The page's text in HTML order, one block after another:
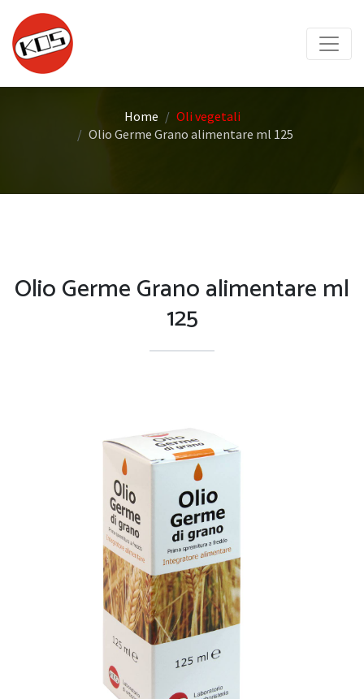
Home
Oli vegetali
Olio Germe Grano alimentare ml 125
Olio Germe Grano alimentare ml
125